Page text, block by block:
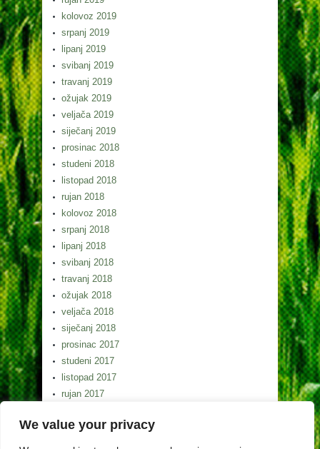
We value your privacy
kolovoz 2019
srpanj 2019
lipanj 2019
svibanj 2019
travanj 2019
ožujak 2019
veljača 2019
siječanj 2019
prosinac 2018
studeni 2018
listopad 2018
rujan 2018
kolovoz 2018
srpanj 2018
lipanj 2018
svibanj 2018
travanj 2018
ožujak 2018
veljača 2018
siječanj 2018
prosinac 2017
studeni 2017
listopad 2017
rujan 2017
srpanj 2017